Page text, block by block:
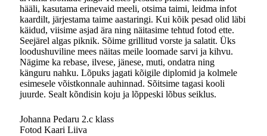
hääli, kasutama erinevaid meeli, otsima taimi, leidma infot
kaardilt, järjestama taime aastaringi. Kui kõik pesad olid läbi
käidud, viisime asjad ära ning näitasime tehtud fotod ette.
Seejärel algas piknik. Sõime grillitud vorste ja salatit. Üks
loodushuviline mees näitas meile loomade sarvi ja kihvu.
Nägime ka rebase, ilvese, jänese, muti, ondatra ning
känguru nahku. Lõpuks jagati kõigile diplomid ja kolmele
esimesele võistkonnale auhinnad. Sõitsime tagasi kooli
juurde. Sealt kõndisin koju ja lõppeski lõbus seiklus.
Johanna Pedaru 2.c klass
Fotod Kaari Liiva